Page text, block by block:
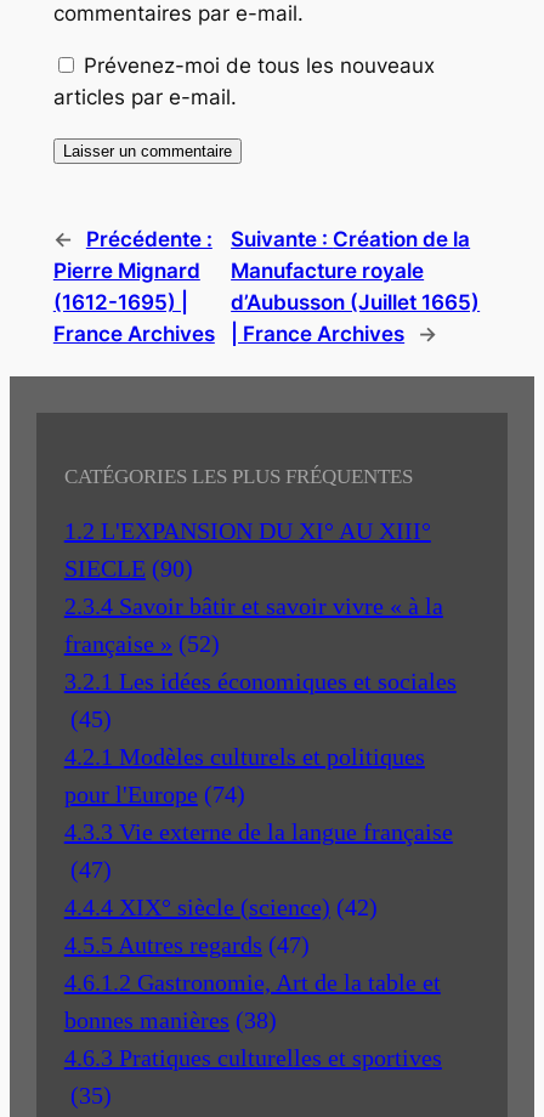
commentaires par e-mail.
Prévenez-moi de tous les nouveaux
articles par e-mail.
←
Précédente :
Pierre Mignard
(1612-1695) |
France Archives
Suivante : Création de la
Manufacture royale
d’Aubusson (Juillet 1665)
| France Archives
→
CATÉGORIES LES PLUS FRÉQUENTES
1.2 L'EXPANSION DU XI° AU XIII°
SIECLE (90)
2.3.4 Savoir bâtir et savoir vivre « à la
française » (52)
3.2.1 Les idées économiques et sociales
(45)
4.2.1 Modèles culturels et politiques
pour l'Europe (74)
4.3.3 Vie externe de la langue française
(47)
4.4.4 XIX° siècle (science) (42)
4.5.5 Autres regards (47)
4.6.1.2 Gastronomie, Art de la table et
bonnes manières (38)
4.6.3 Pratiques culturelles et sportives
(35)